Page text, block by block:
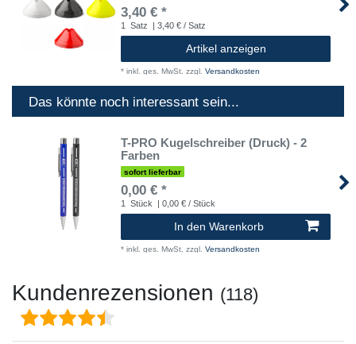
3,40 € *
1 Satz | 3,40 € / Satz
Artikel anzeigen
* inkl. ges. MwSt. zzgl. Versandkosten
Das könnte noch interessant sein...
T-PRO Kugelschreiber (Druck) - 2
Farben
sofort lieferbar
0,00 € *
1 Stück | 0,00 € / Stück
In den Warenkorb
* inkl. ges. MwSt. zzgl. Versandkosten
Kundenrezensionen (118)